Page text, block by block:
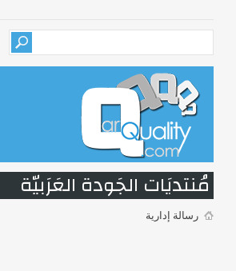
مُنتديَات الجَودة العَرَبيّة
رسالة إدارية